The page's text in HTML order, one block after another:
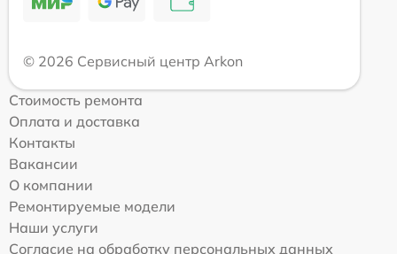
© 2026 Сервисный центр Arkon
Стоимость ремонта
Оплата и доставка
Контакты
Вакансии
О компании
Ремонтируемые модели
Наши услуги
Согласие на обработку персональных данных